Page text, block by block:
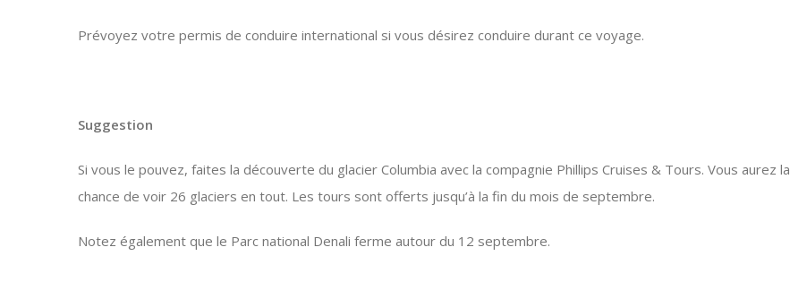
Prévoyez votre permis de conduire international si vous désirez conduire durant ce voyage.
Suggestion
Si vous le pouvez, faites la découverte du glacier Columbia avec la compagnie Phillips Cruises & Tours. Vous aurez la
chance de voir 26 glaciers en tout. Les tours sont offerts jusqu’à la fin du mois de septembre.
Notez également que le Parc national Denali ferme autour du 12 septembre.